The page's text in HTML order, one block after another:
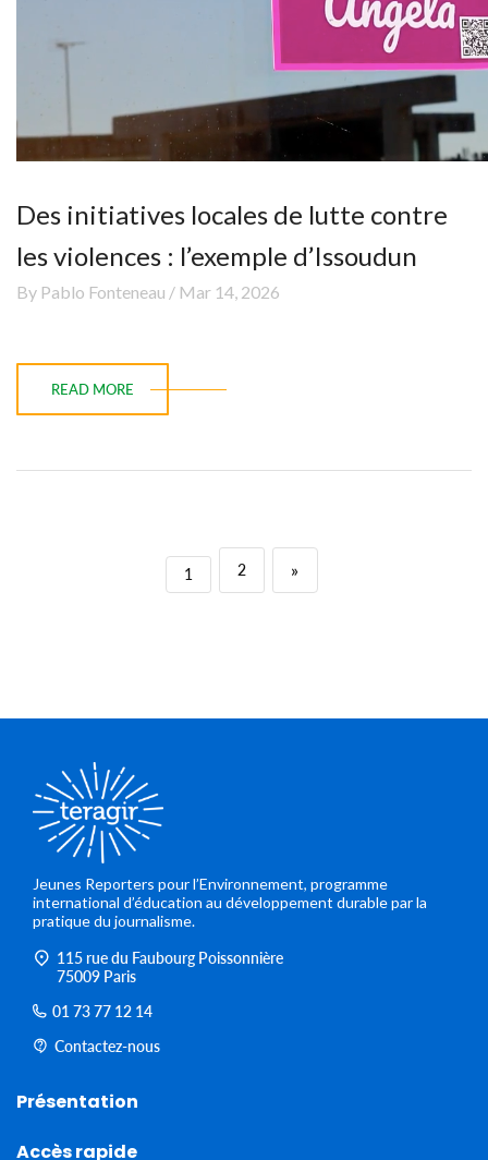
Des initiatives locales de lutte contre
les violences : l’exemple d’Issoudun
By Pablo Fonteneau / Mar 14, 2026
READ MORE
1 2 »
Jeunes Reporters pour l’Environnement, programme
international d’éducation au développement durable par la
pratique du journalisme.
115 rue du Faubourg Poissonnière
75009 Paris
01 73 77 12 14
Contactez-nous
Présentation
Accès rapide